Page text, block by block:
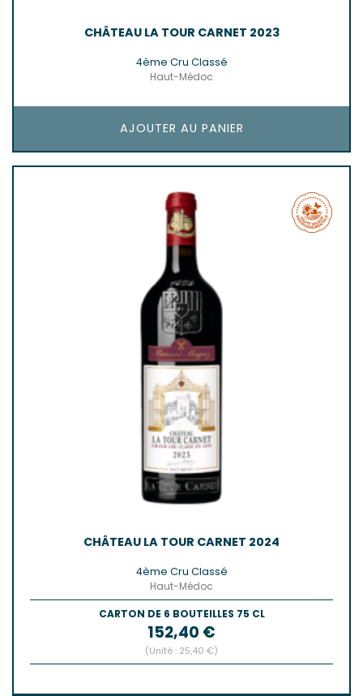
CHÂTEAU LA TOUR CARNET 2023
4ème Cru Classé
Haut-Médoc
AJOUTER AU PANIER
CHÂTEAU LA TOUR CARNET 2024
4ème Cru Classé
Haut-Médoc
CARTON DE 6 BOUTEILLES 75 CL
Prix
152,40 €
(Unité : 25,40 €)